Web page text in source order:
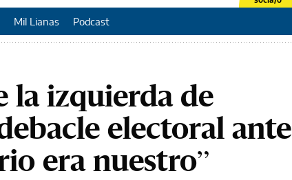
Mil Lianas Podcast
la izquierda de
electoral ante
era nuestro”